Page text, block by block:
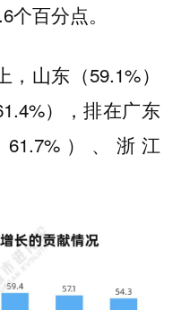
百分点。
山东（59.1%）
），排在广东
）、浙江